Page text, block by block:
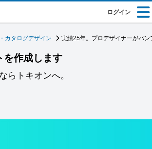
ログイン
カタログデザイン 実績25年。プロデザイナーがパ
を作成します
らトキオンへ。